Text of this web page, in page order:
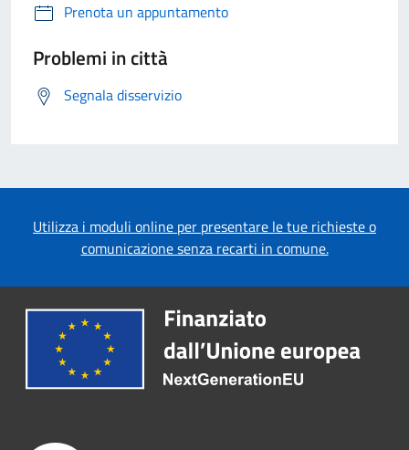
Prenota un appuntamento
Problemi in città
Segnala disservizio
Utilizza i moduli online per presentare le tue richieste o
comunicazione senza recarti in comune.